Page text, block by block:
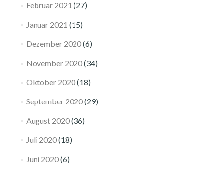
Februar 2021 (27)
Januar 2021 (15)
Dezember 2020(6)
November 2020(34)
Oktober 2020(18)
September 2020(29)
August 2020(36)
Juli 2020(18)
Juni 2020(6)